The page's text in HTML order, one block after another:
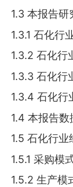
1.3 本报告研
1.3.1 石化行
1.3.2 石化行
1.3.3 石化行
1.3.4 石化行
1.4 本报告
1.5 石化行
1.5.1 采购模
1.5.2 生产模